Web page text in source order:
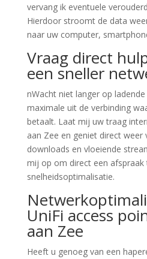
vervang ik eventuele
Hierdoor stroomt de data
naar uw computer,
Vraag direct
een sneller
nWacht niet langer op ladende
maximale uit de verbinding
betaalt. Laat mij uw traag
aan Zee en geniet direct weer
downloads en vloeiende
mij op om direct een
snelheidsoptimalisatie.
UniFi access
aan Zee
Heeft u genoeg van een